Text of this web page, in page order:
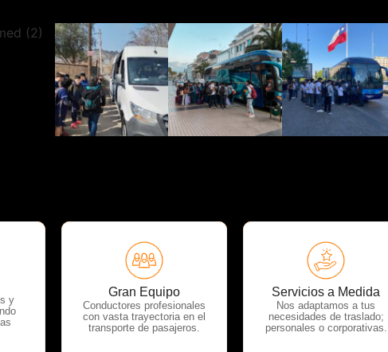
y
Gran Equipo
Conductores profesionales
con vasta trayectoria en el
transporte de pasajeros.
OTP Servicios Servicios a Medida
Nos adaptamos a tus
necesidades de traslado;
personales o corporativas.
OTP Servicios